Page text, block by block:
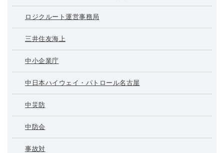
ロジクルート運営事務局
三井住友海上
中小企業庁
中日本ハイウェイ・パトロール名古屋
中災防
中防会
事故対